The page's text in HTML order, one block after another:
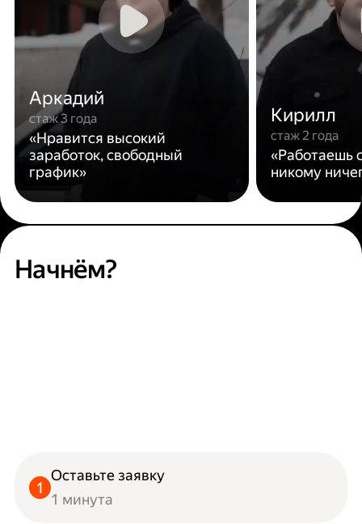
Аркадий
стаж 3 года
«Нравится высокий
заработок, свободный
график»
Кирилл
стаж 2 года
«Работаешь
никому
Начнём?
Оставьте заявку
1 минута